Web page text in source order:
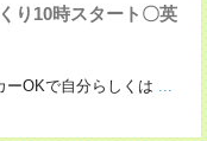
り10時スタート〇英
ーOKで自分らしくは ...